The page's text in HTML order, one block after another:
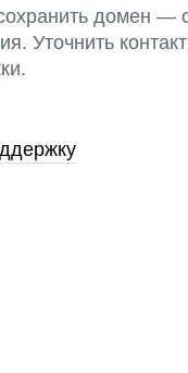
домен —
Уточнить